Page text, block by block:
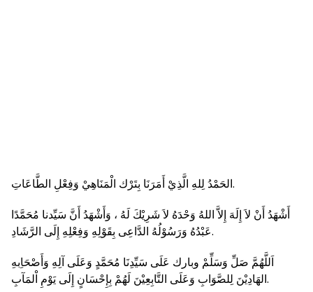
الحَمْدُ لِلهِ الَّذِيْ أَمَرَنَا بِتَرْك الْمَنَاهِيْ وَفِعْلِ الطَّاعَاتِ.
أَشْهَدُ أَنْ لاَ إِلَهَ إِلاَّ اللهُ وَحْدَهُ لاَ شَرِيْكَ لَهُ ، وَأَشْهَدُ أَنَّ سَيِّدنا مُحَمَّدًا
عَبْدُهُ وَرَسُوْلُهُ الدَّاعِى بِقَوْلِهِ وَفِعْلِهِ إِلَى الرَّشَادِ.
اَللَّهُمَّ صَلِّ وَسَلِّمْ وبارك عَلَى سَيِّدِنَا مُحَمَّدٍ وَعَلَى آلِهِ وَأَصْحَاِبهِ
الهَادِيْنَ لِلصَّوَابِ وَعَلَى التَّابِعِيْنَ لَهُمْ بِإِحْسَانٍ إِلَى يَوْمِ اْلمَآبِ.